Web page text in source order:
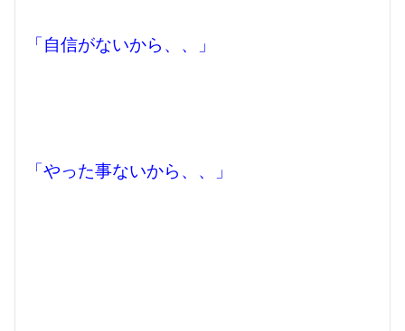
「自信がないから、、」
「やった事ないから、、」